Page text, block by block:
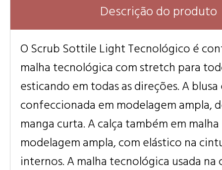
Descrição do produto
O Scrub Sottile Light Tecnológico é
malha tecnológica com stretch para
esticando em todas as direções. A blusa
confeccionada em modelagem ampla,
manga curta. A calça também em
modelagem ampla, com elástico na
internos. A malha tecnológica usada